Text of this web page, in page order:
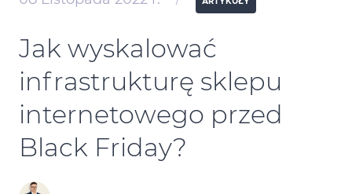
Kariera
Kontakt
Kalendarz Black Friday
Jak wyskalować
infrastrukturę sklepu
internetowego przed
Black Friday?